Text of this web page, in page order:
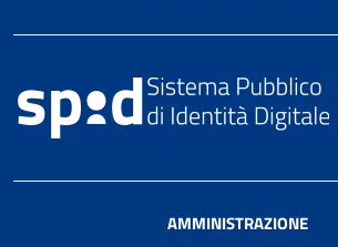
AMMINISTRAZIONE